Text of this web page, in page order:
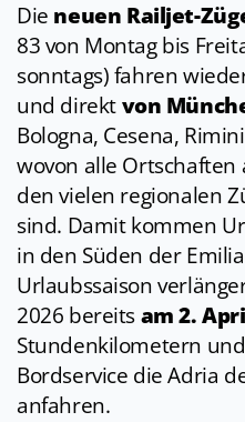
Die neuen Railjet-
83 von Montag bis
sonntags) fahren
und direktvon
Bologna, Cesena,
wovon alle
den vielen regionalen
sind. Damit kommen
in den Süden der
Urlaubssaison
2026 bereitsam 2.
Stundenkilometern
Bordservice die Adria
anfahren.